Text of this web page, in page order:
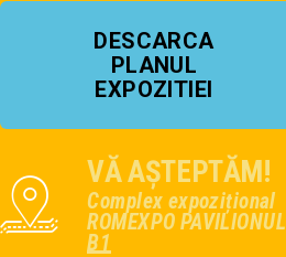
DESCARCA
PLANUL
EXPOZITIEI
VĂ AȘTEPTĂM!
Complex expozițional
ROMEXPO PAVILIONUL
B1